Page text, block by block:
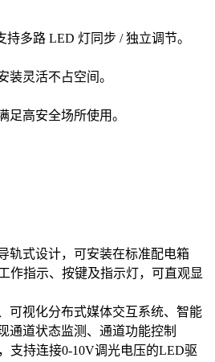
持多路 LED 灯同步 / 独立调节。
装灵活不占空间。
足高安全场所使用。
轨式设计，可安装在标准配电箱
作指示、按键及指示灯，可直观显
可视化分布式媒体交互系统、智能
通道状态监测、通道功能控制
支持连接0-10V调光电压的LED驱